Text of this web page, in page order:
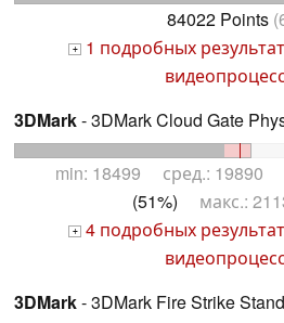
84022 Points
+ 1 подробных
3DMark- 3DMark Cloud Gate
min: 18499 сред.: 19890
(51%) макс.:
+ 4 подробных
3DMark- 3DMark Fire Strike